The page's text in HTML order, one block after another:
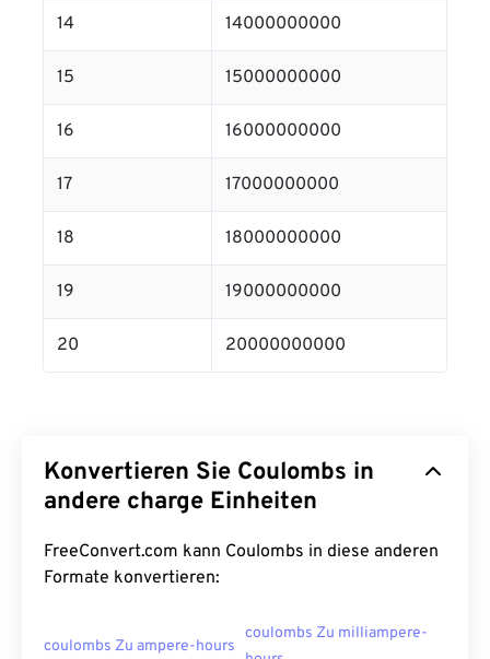
14 14000000000
15 15000000000
16 16000000000
17 17000000000
18 18000000000
19 19000000000
20 20000000000
Konvertieren Sie Coulombs in
andere charge Einheiten
FreeConvert.com kann Coulombs in diese anderen
Formate konvertieren:
coulombs Zu ampere-hours
coulombs Zu milliampere-